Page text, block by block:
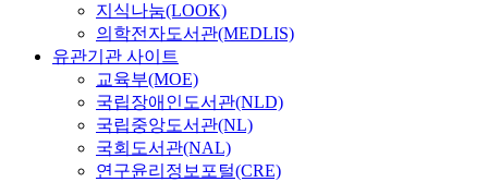
지식나눔(LOOK)
의학전자도서관(MEDLIS)
유관기관 사이트
교육부(MOE)
국립장애인도서관(NLD)
국립중앙도서관(NL)
국회도서관(NAL)
연구윤리정보포털(CRE)